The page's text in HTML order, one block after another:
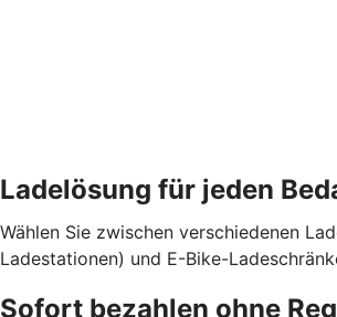
Ladelösung für jeden
Wählen Sie zwischen verschiedenen
Ladestationen) und E-Bike-
Sofort bezahlen ohne